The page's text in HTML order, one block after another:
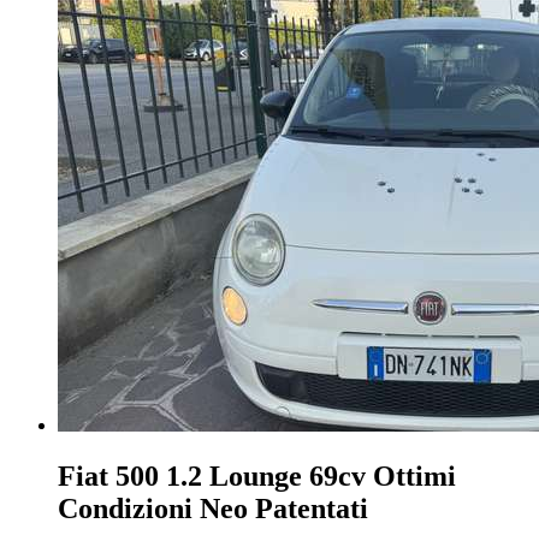
Fiat 500 1.2 Lounge 69cv Ottimi
Condizioni Neo Patentati